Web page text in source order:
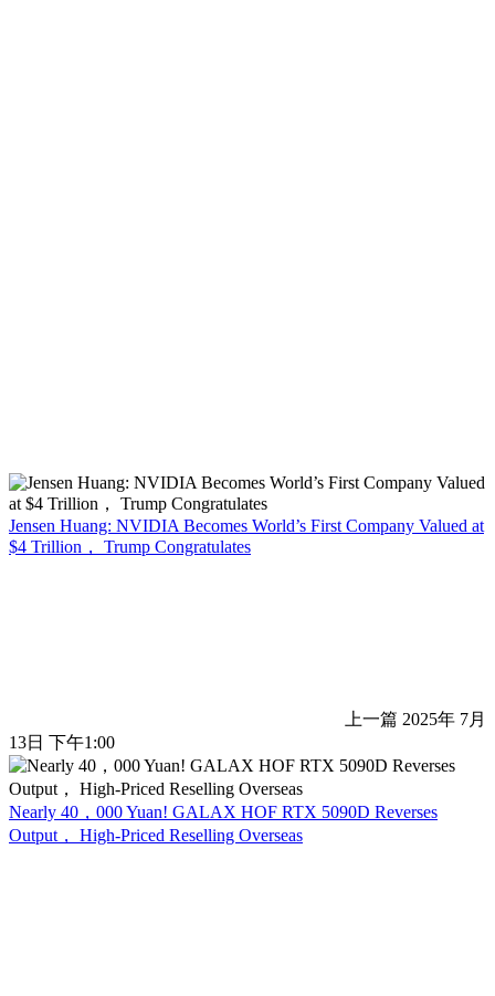
Jensen Huang: NVIDIA Becomes World’s First Company Valued at
$4 Trillion， Trump Congratulates
上一篇 2025年 7月
13日 下午1:00
Nearly 40，000 Yuan! GALAX HOF RTX 5090D Reverses
Output， High-Priced Reselling Overseas